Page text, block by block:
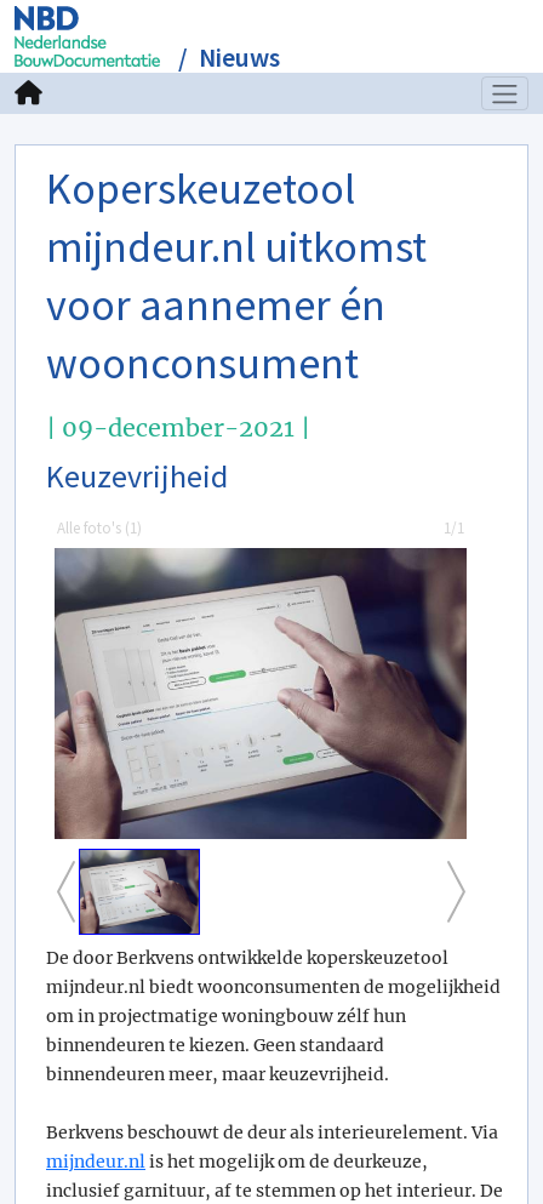
Nieuws
Koperskeuzetool
mijndeur.nl uitkomst
voor aannemer én
woonconsument
| 09-december-2021 |
Keuzevrijheid
Alle foto's (1) 1/1
De door Berkvens ontwikkelde koperskeuzetool
mijndeur.nl biedt woonconsumenten de mogelijkheid
om in projectmatige woningbouw zélf hun
binnendeuren te kiezen. Geen standaard
binnendeuren meer, maar keuzevrijheid.
Berkvens beschouwt de deur als interieurelement. Via
mijndeur.nlis het mogelijk om de deurkeuze,
inclusief garnituur, af te stemmen op het interieur. De